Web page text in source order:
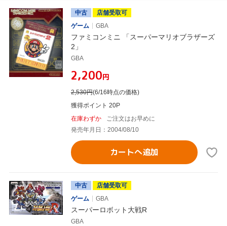
中古
店舗受取可
ゲーム
GBA
ファミコンミニ 「スーパーマリオブラザーズ
2」
GBA
¥2,200円
2,530円(6/16時点の価格)
獲得ポイント 20P
在庫わずか
ご注文はお早めに
発売年月日：2004/08/10
カートへ追加
中古
店舗受取可
ゲーム
GBA
スーパーロボット大戦R
GBA